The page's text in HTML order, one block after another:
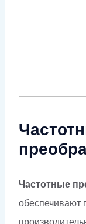
Частотные
обеспечивают